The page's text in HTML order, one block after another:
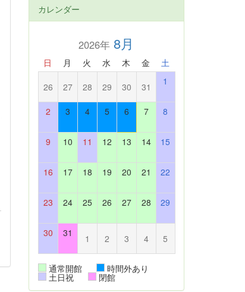
カレンダー
2026年 8月
日 月 火 水 木 金 土
26 27 28 29 30 31 1
2 3 4 5 6 7 8
9 10 11 12 13 14 15
16 17 18 19 20 21 22
23 24 25 26 27 28 29
30 31 1 2 3 4 5
通常開館 時間外あり
土日祝 閉館